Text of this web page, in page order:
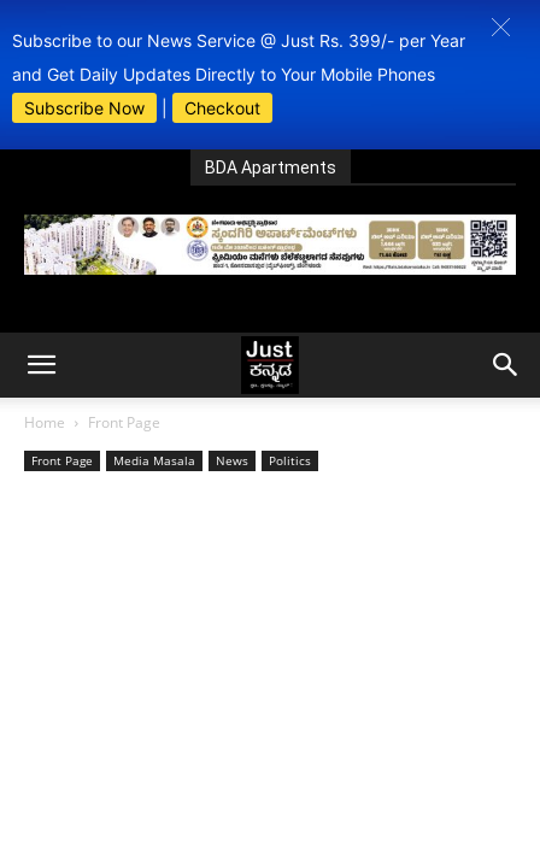
Subscribe to our News Service @ Just Rs. 399/- per Year
and Get Daily Updates Directly to Your Mobile Phones
Subscribe Now
Checkout
BDA Apartments
Home Front Page
Front Page Media Masala News Politics